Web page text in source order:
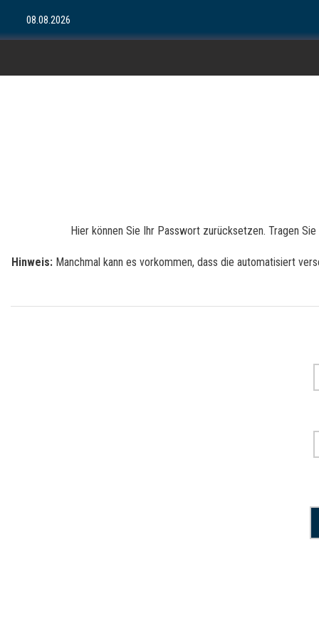
08.08.2026
Hier können Sie Ihr Passwort zurücksetzen. Tragen
Hinweis:Manchmal kann es vorkommen, dass die automatisiert